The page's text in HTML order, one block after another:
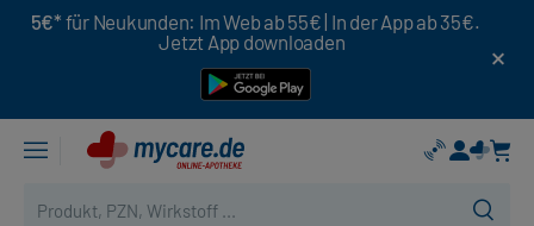
5€* für Neukunden: Im Web ab 55€ | In der App ab 35€.
Jetzt App downloaden